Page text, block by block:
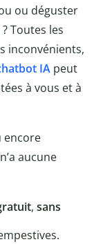
ou déguster
Toutes les
inconvénients,
IA peut
à vous et à
encore
aucune
, sans